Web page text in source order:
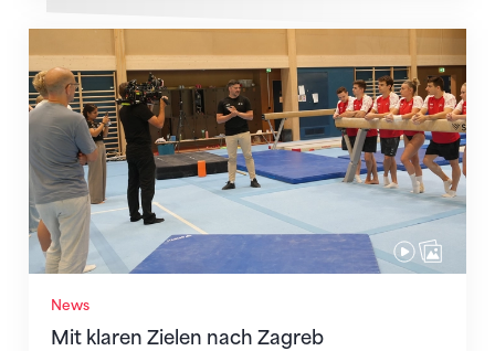
News
Mit klaren Zielen nach Zagreb
Mit klaren Zielen nach Zagreb